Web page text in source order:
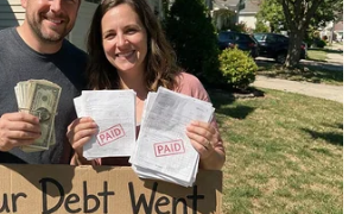
tranh
2018, Quang Hải đã ghi được 5 bàn
Nam, trong đó đáng nhớ nhất chính
tuyết" vào lưới U23 Uzbekistan